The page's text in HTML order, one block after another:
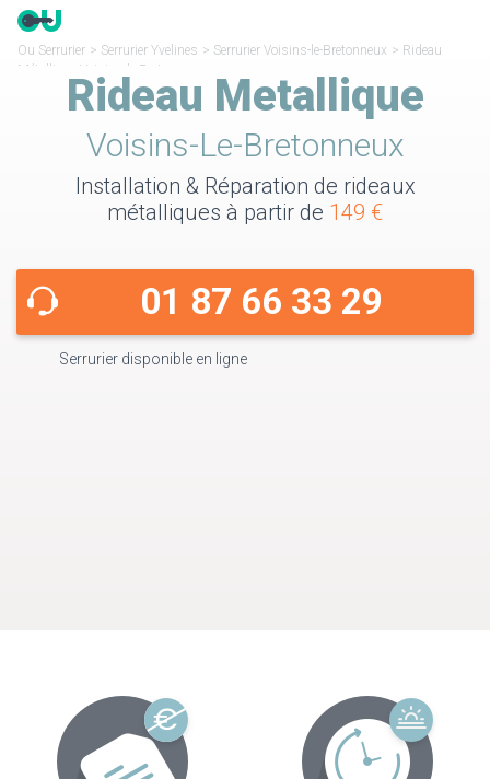
Ou Serrurier > Serrurier Yvelines > Serrurier Voisins-le-Bretonneux > Rideau
Métallique Voisins-le-Bretonneux
Rideau Metallique
Voisins-Le-Bretonneux
Installation & Réparation de rideaux
métalliques à partir de 149 €
01 87 66 33 29
Serrurier disponible en ligne